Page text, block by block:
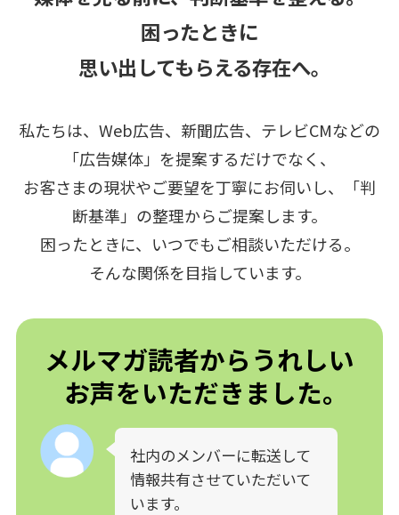
困ったときに
思い出してもらえる存在へ｡
私たちは、Web広告、新聞広告、テレビCMなどの
「広告媒体」を提案するだけでなく、
お客さまの現状やご要望を丁寧にお伺いし、「判
断基準」の整理からご提案します。
困ったときに、いつでもご相談いただける。
そんな関係を目指しています。
メルマガ読者からうれしい
お声をいただきました｡
社内のメンバーに転送して
情報共有させていただいて
います。